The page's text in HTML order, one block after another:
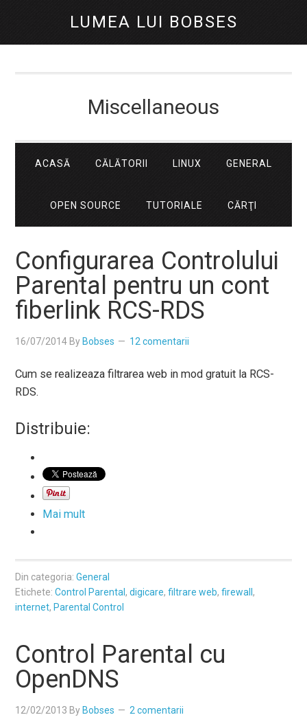
LUMEA LUI BOBSES
Miscellaneous
ACASĂ CĂLĂTORII LINUX GENERAL
OPEN SOURCE TUTORIALE CĂRŢI
Configurarea Controlului
Parental pentru un cont
fiberlink RCS-RDS
16/07/2014 By Bobses 12 comentarii
Cum se realizeaza filtrarea web in mod gratuit la RCS-
RDS.
Distribuie:
Mai mult
Din categoria:General
Etichete:Control Parental ,digicare,filtrare web,firewall ,
internet, Parental Control
Control Parental cu
OpenDNS
12/02/2013 By Bobses 2 comentarii